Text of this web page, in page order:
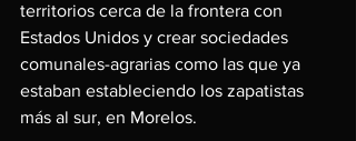
territorios cerca de la frontera con
Estados Unidos y crear sociedades
comunales-agrarias como las que ya
estaban estableciendo los zapatistas
más al sur, en Morelos.